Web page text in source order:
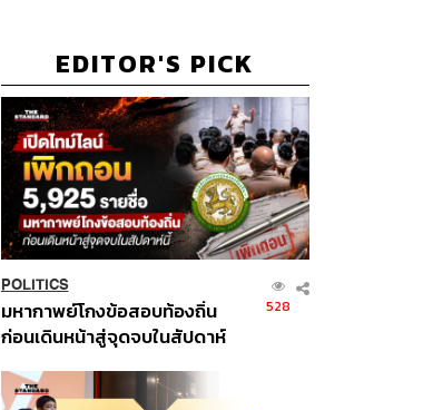
EDITOR'S PICK
POLITICS
มหากาพย์โกงข้อสอบท้องถิ่น
ก่อนเดินหน้าสู่จุดจบในสัปดาห์
528